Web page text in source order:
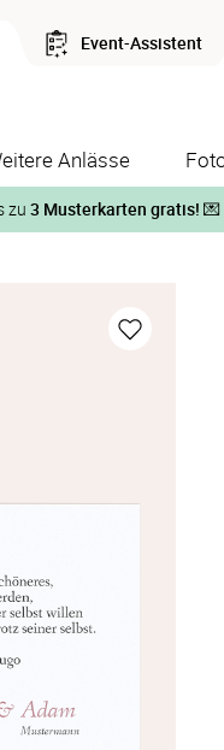
Event-Assistent
Anlässe
zu 3 Musterkarten gratis! 💌
und lasse Dir die Karten